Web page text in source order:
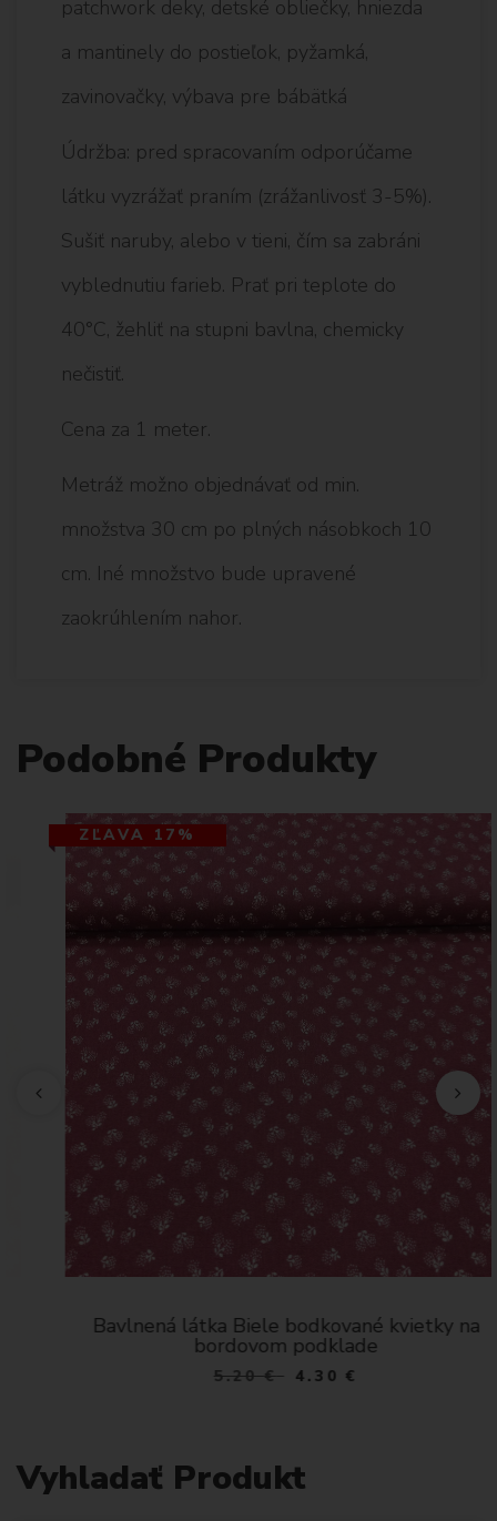
patchwork deky, detské obliečky, hniezda
a mantinely do postieľok, pyžamká,
zavinovačky, výbava pre bábätká
Údržba: pred spracovaním odporúčame
látku vyzrážať praním (zrážanlivosť 3-5%).
Sušiť naruby, alebo v tieni, čím sa zabráni
vyblednutiu farieb. Prať pri teplote do
40°C, žehliť na stupni bavlna, chemicky
nečistiť.
Cena za 1 meter.
Metráž možno objednávať od min.
množstva 30 cm po plných násobkoch 10
cm. Iné množstvo bude upravené
zaokrúhlením nahor.
Podobné Produkty
ZĽAVA 17%
Bavlnená látka Biele bodkované kvietky na
bordovom podklade
5.20 € 4.30 €
Vyhladať Produkt